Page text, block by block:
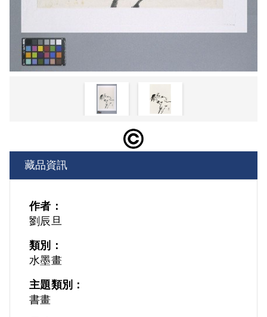
藏品資訊
作者：
劉辰旦
類別：
水墨畫
主題類別：
書畫